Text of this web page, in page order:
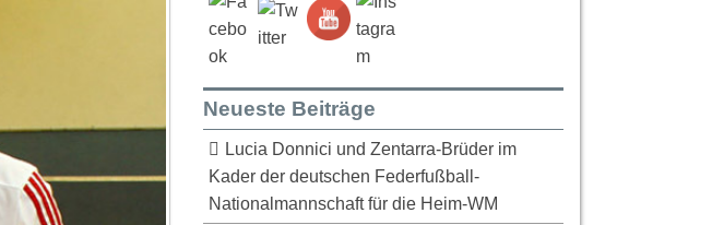
Neueste Beiträge
Lucia Donnici und Zentarra-Brüder im
Kader der deutschen Federfußball-
Nationalmannschaft für die Heim-WM